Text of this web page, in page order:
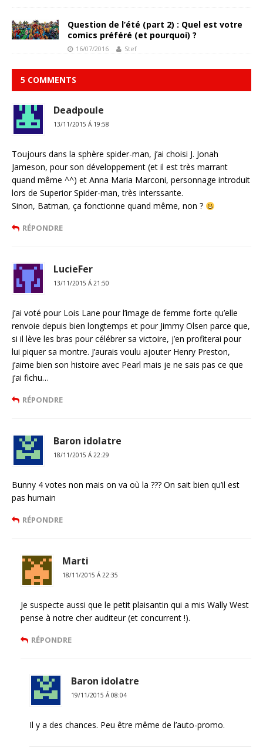
Question de l’été (part 2) : Quel est votre
comics préféré (et pourquoi) ?
16/07/2016 Stef
5 COMMENTS
Deadpoule
13/11/2015 Á 19:58
Toujours dans la sphère spider-man, j’ai choisi J. Jonah
Jameson, pour son développement (et il est très marrant
quand même ^^) et Anna Maria Marconi, personnage introduit
lors de Superior Spider-man, très interssante.
Sinon, Batman, ça fonctionne quand même, non ?
RÉPONDRE
LucieFer
13/11/2015 Á 21:50
j’ai voté pour Lois Lane pour l’image de femme forte qu’elle
renvoie depuis bien longtemps et pour Jimmy Olsen parce que,
si il lève les bras pour célébrer sa victoire, j’en profiterai pour
lui piquer sa montre. J’aurais voulu ajouter Henry Preston,
j’aime bien son histoire avec Pearl mais je ne sais pas ce que
j’ai fichu…
RÉPONDRE
Baron idolatre
18/11/2015 Á 22:29
Bunny 4 votes non mais on va où la ??? On sait bien qu’il est
pas humain
RÉPONDRE
Marti
18/11/2015 Á 22:35
Je suspecte aussi que le petit plaisantin qui a mis Wally West
pense à notre cher auditeur (et concurrent !).
RÉPONDRE
Baron idolatre
19/11/2015 Á 08:04
Il y a des chances. Peu être même de l’auto-promo.